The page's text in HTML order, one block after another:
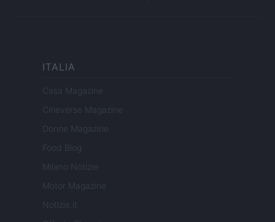
ITALIA
Casa Magazine
Cineverse Magazine
Donne Magazine
Food Blog
Milano Notizie
Motor Magazine
Notizie.it